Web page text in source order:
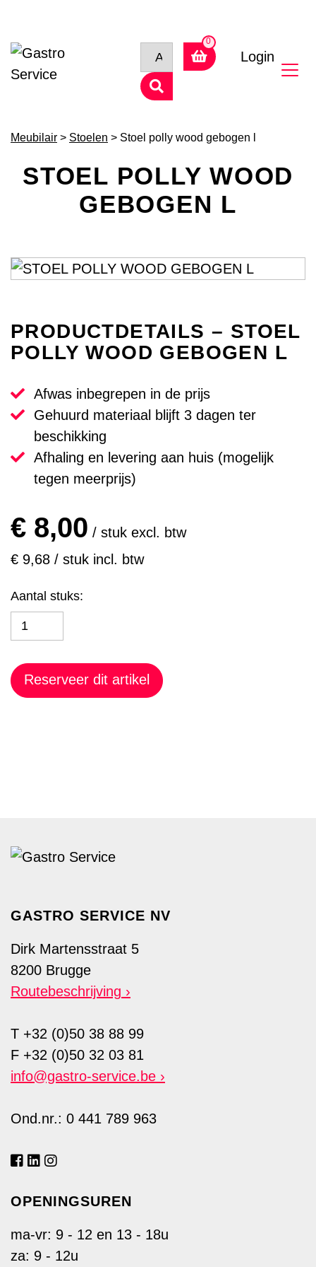
Login
Meubilair > Stoelen > Stoel polly wood gebogen l
STOEL POLLY WOOD
GEBOGEN L
PRODUCTDETAILS – STOEL
POLLY WOOD GEBOGEN L
Afwas inbegrepen in de prijs
Gehuurd materiaal blijft 3 dagen ter
beschikking
Afhaling en levering aan huis (mogelijk
tegen meerprijs)
€ 8,00 / stuk excl. btw
€ 9,68 / stuk incl. btw
Aantal stuks:
Reserveer dit artikel
GASTRO SERVICE NV
Dirk Martensstraat 5
8200 Brugge
Routebeschrijving
T +32 (0)50 38 88 99
F +32 (0)50 32 03 81
info@gastro-service.be
Ond.nr.: 0 441 789 963
OPENINGSUREN
ma-vr: 9 - 12 en 13 - 18u
za: 9 - 12u